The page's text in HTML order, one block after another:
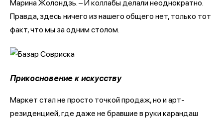
Марина Жолондзь. – И коллабы делали неоднократно.
Правда, здесь ничего из нашего общего нет, только тот
факт, что мы за одним столом.
Прикосновение к искусству
Маркет стал не просто точкой продаж, но и арт-
резиденцией, где даже не бравшие в руки карандаш